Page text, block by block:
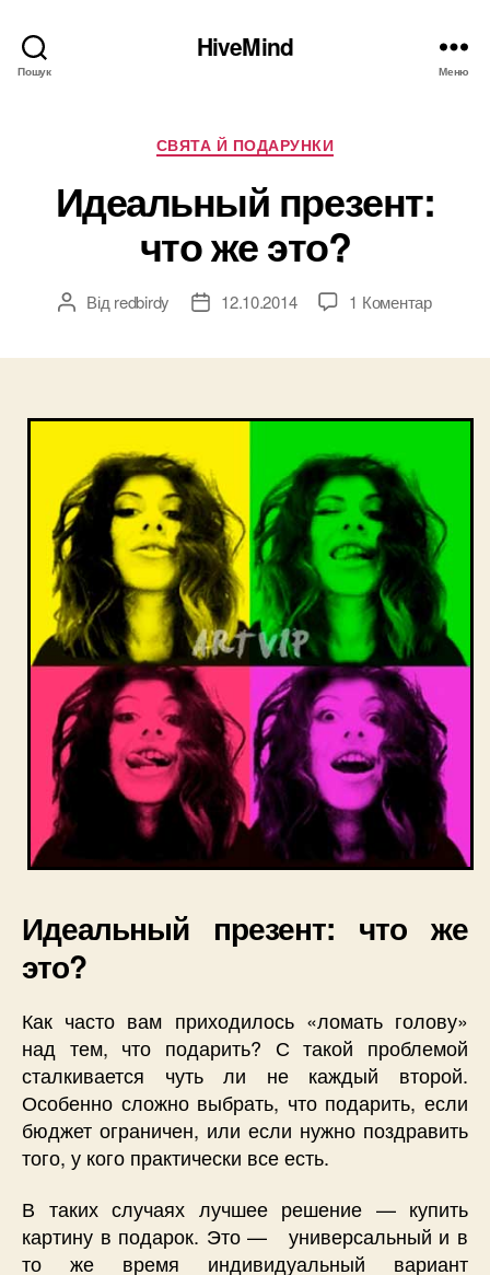
Пошук
HiveMind
Меню
Категорії
СВЯТА Й ПОДАРУНКИ
Идеальный презент:
что же это?
Автор
Від redbirdy
Дата12.10.2014 1 Коментардо
это?
Идеальный презент: что же
это?
Как часто вам приходилось «ломать голову»
над тем, что подарить? С такой проблемой
сталкивается чуть ли не каждый второй.
Особенно сложно выбрать, что подарить, если
бюджет ограничен, или если нужно поздравить
того, у кого практически все есть.
В таких случаях лучшее решение — купить
картину в подарок. Это — универсальный и в
то же время индивидуальный вариант